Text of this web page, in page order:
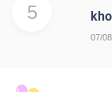
5
07/